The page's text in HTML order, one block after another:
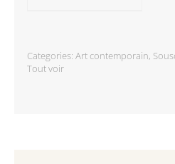
Categories: Art contemporain,
Tout voir